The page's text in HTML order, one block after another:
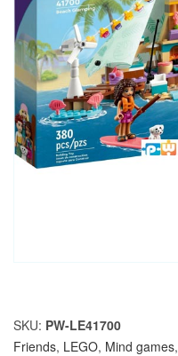
SKU: PW-LE41700
Friends, LEGO, Mind games,